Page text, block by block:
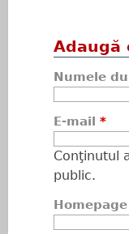
Adaugă
Numele
E-mail *
Conţinutul
public.
Homepage